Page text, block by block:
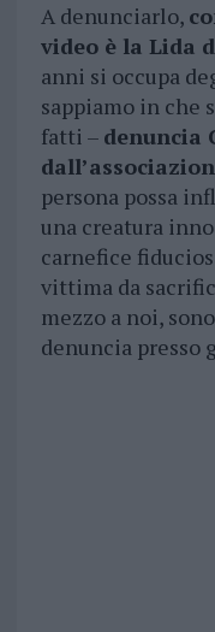
A denunciarlo,
video è la Lida
anni si occupa
sappiamo in che
fatti – denuncia
persona possa
una creatura
carnefice
vittima da
mezzo a noi,
denuncia presso